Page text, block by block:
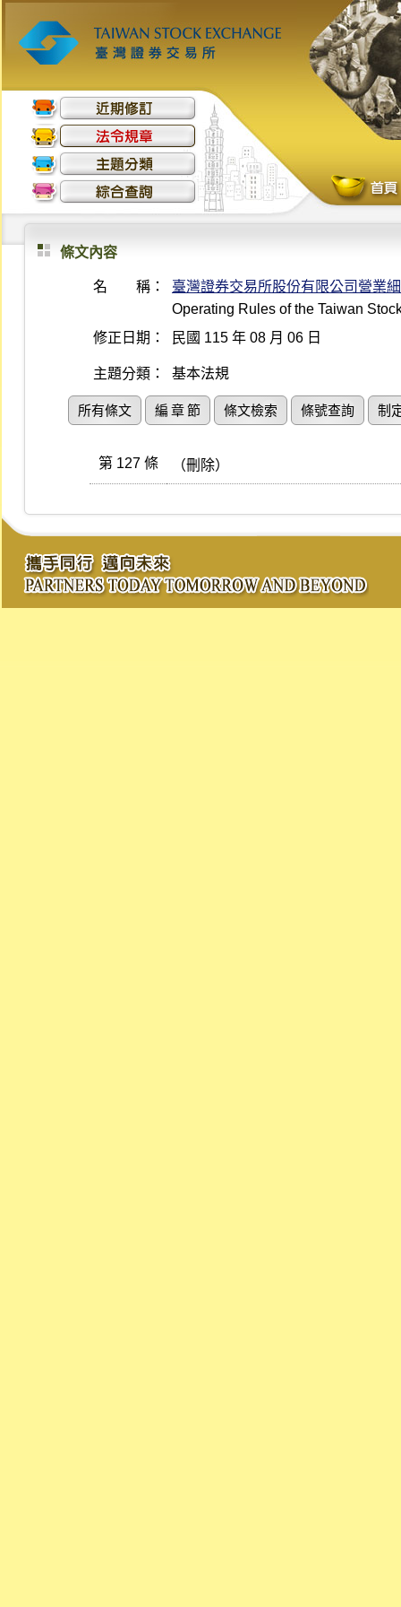
條文內容
名 稱：
臺灣證券交易所股份有限公司營業
Operating Rules of the Taiwan
修正日期：
民國 115 年 08 月 06 日
主題分類： 基本法規
所有條文 編 章 節 條文檢索 條號查詢 制
第 127 條 （刪除）